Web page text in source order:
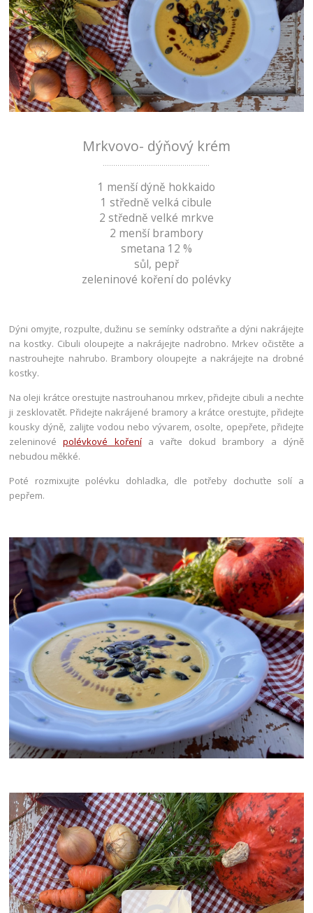
Mrkvovo- dýňový krém
1 menší dýně hokkaido
1 středně velká cibule
2 středně velké mrkve
2 menší brambory
smetana 12 %
sůl, pepř
zeleninové koření do polévky
Dýni omyjte, rozpulte, dužinu se semínky odstraňte a dýni nakrájejte
na kostky. Cibuli oloupejte a nakrájejte nadrobno. Mrkev očistěte a
nastrouhejte nahrubo. Brambory oloupejte a nakrájejte na drobné
kostky.
Na oleji krátce orestujte nastrouhanou mrkev, přidejte cibuli a nechte
ji zesklovatět. Přidejte nakrájené bramory a krátce orestujte, přidejte
kousky dýně, zalijte vodou nebo vývarem, osolte, opepřete, přidejte
zeleninovépolévkové kořenía vařte dokud brambory a dýně
nebudou měkké.
Poté rozmixujte polévku dohladka, dle potřeby dochuťte solí a
pepřem.